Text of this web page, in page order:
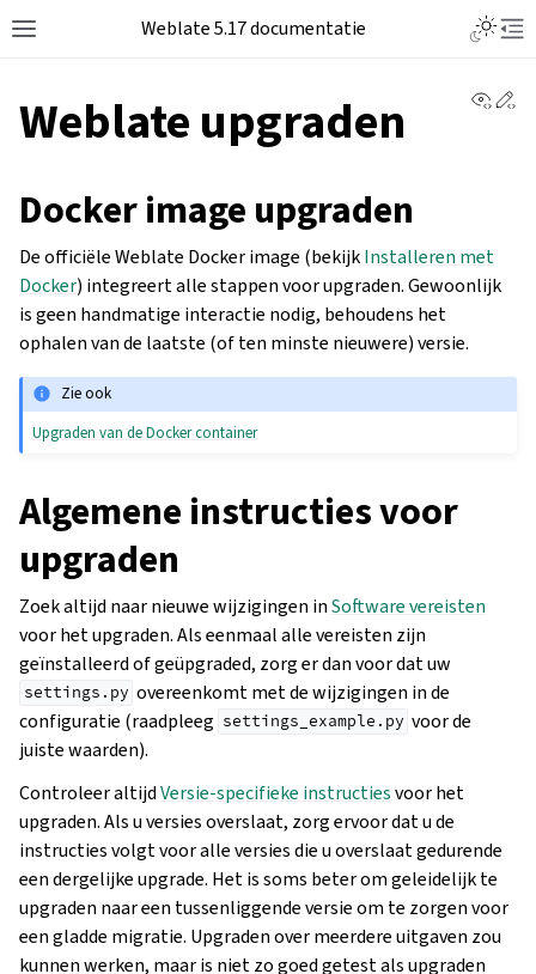
Weblate 5.17 documentatie
Weblate upgraden
Docker image upgraden
De officiële Weblate Docker image (bekijkInstalleren met
Docker) integreert alle stappen voor upgraden. Gewoonlijk
is geen handmatige interactie nodig, behoudens het
ophalen van de laatste (of ten minste nieuwere) versie.
Zie ook
Upgraden van de Docker container
Algemene instructies voor
upgraden
Zoek altijd naar nieuwe wijzigingen inSoftware vereisten
voor het upgraden. Als eenmaal alle vereisten zijn
geïnstalleerd of geüpgraded, zorg er dan voor dat uw
settings.py overeenkomt met de wijzigingen in de
configuratie (raadpleeg settings_example.py voor de
juiste waarden).
Controleer altijdVersie-specifieke instructiesvoor het
upgraden. Als u versies overslaat, zorg ervoor dat u de
instructies volgt voor alle versies die u overslaat gedurende
een dergelijke upgrade. Het is soms beter om geleidelijk te
upgraden naar een tussenliggende versie om te zorgen voor
een gladde migratie. Upgraden over meerdere uitgaven zou
kunnen werken, maar is niet zo goed getest als upgraden